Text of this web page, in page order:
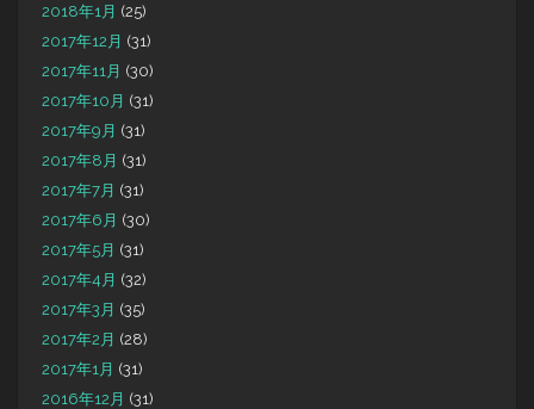
2018年1月 (25)
2017年12月 (31)
2017年11月 (30)
2017年10月 (31)
2017年9月 (31)
2017年8月 (31)
2017年7月 (31)
2017年6月 (30)
2017年5月 (31)
2017年4月 (32)
2017年3月 (35)
2017年2月 (28)
2017年1月 (31)
2016年12月 (31)